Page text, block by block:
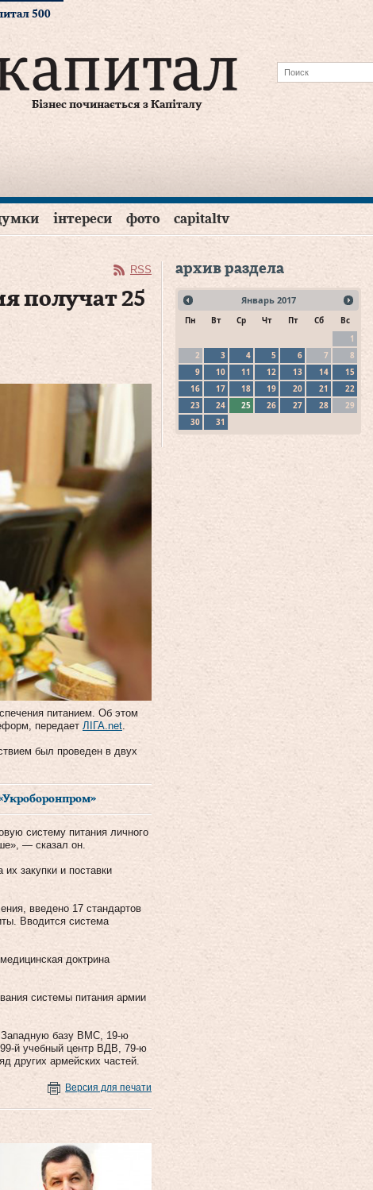
500
Бізнес починається з Капіталу
інтереси фото capitaltv
RSS
получат 25
питанием. Об этом
передает ЛІГА.net
был проведен в двух
систему питания личного
— сказал он.
закупки и поставки
введено 17 стандартов
Вводится система
доктрина
системы питания армии
Западную базу ВМС, 19-ю
й учебный центр ВДВ, 79-ю
армейских частей.
Версия для печати
архив раздела
Январь 2017
Пн Вт Ср Чт Пт Сб
Вс
1
2
3 4 5 6 7
8
9
10 11 12 13 14
15
16
17 18 19 20 21
22
23
24 25 26 27 28
29
30
31